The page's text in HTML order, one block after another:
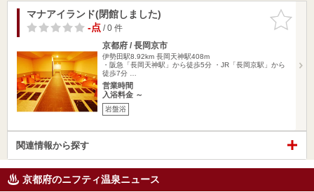
お気に入
りに追加
マナアイランド(閉館しました)
-点/ 0 件
京都府 / 長岡京市
伊勢田駅8.92km 長岡天神駅408m
・阪急「長岡天神駅」から徒歩5分 ・JR「長岡京駅」から
徒歩7分 …
営業時間
入浴料金 ～
岩盤浴
関連情報から探す
京都府のニフティ温泉ニュース